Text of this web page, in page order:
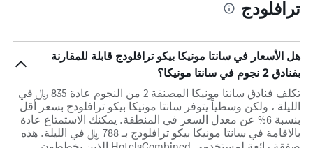
ترافلودج
هل الأسعار في سانتا مونيكا بيكو ترافلودج قابلة للمقارنة
بفنادق 2 نجوم في سانتا مونيكا؟
تكلف فنادق سانتا مونيكا المصنفة 2 من النجوم عادة 835 ﷼ في
الليلة ، ولكن وسطياً يتوفر سانتا مونيكا بيكو ترافلودج بسعر أقل
بنسبة 6% عن معدل السعر في المنطقة. يمكنك الاستمتاع عادة
بالاقامة في سانتا مونيكا بيكو ترافلودج بـ 788 ﷼ في الليلة. هذه